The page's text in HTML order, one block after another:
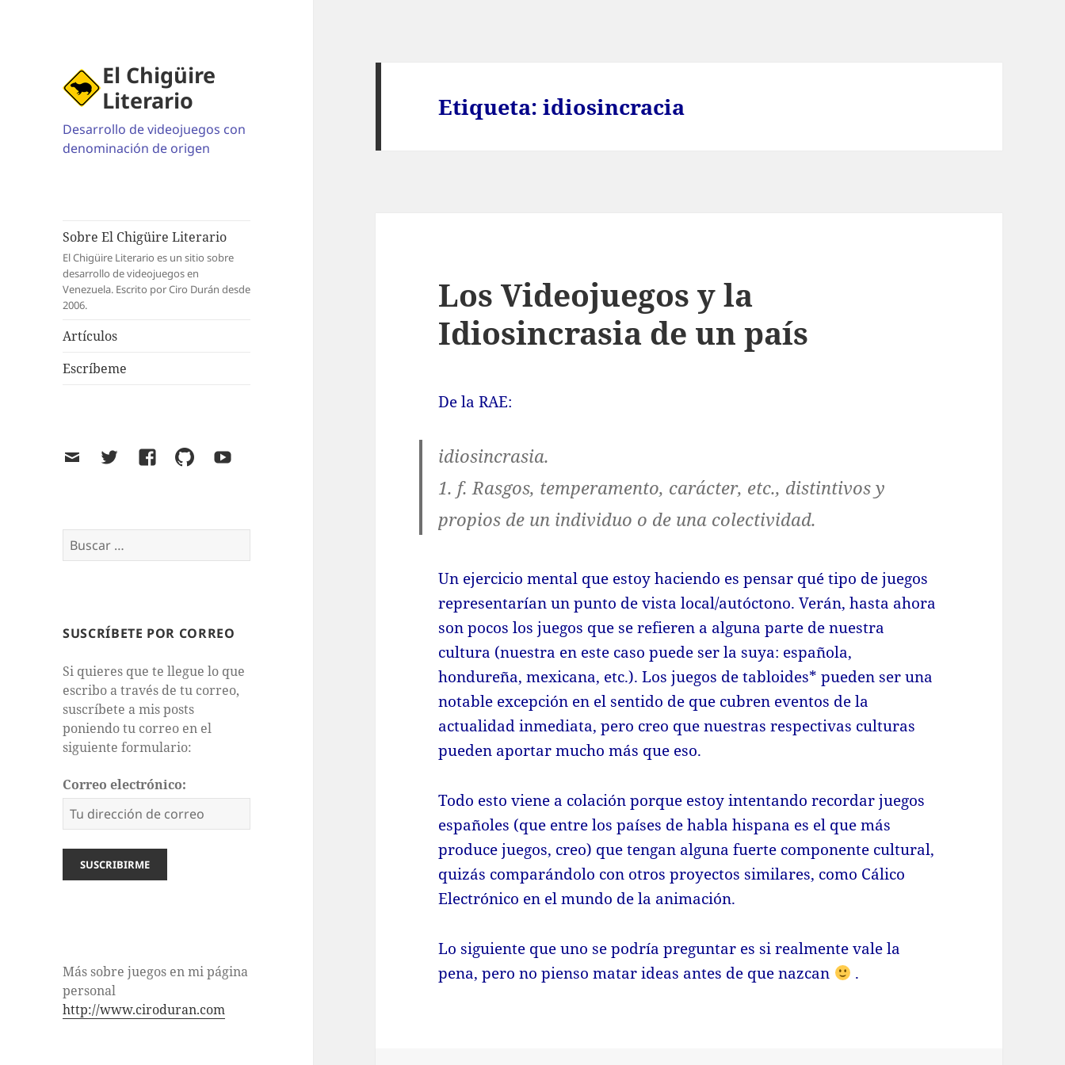
El Chigüire
Literario
Desarrollo de videojuegos con
denominación de origen
Sobre El Chigüire Literario
El Chigüire Literario es un sitio sobre
desarrollo de videojuegos en
Venezuela. Escrito por Ciro Durán desde
2006.
Artículos
Escríbeme
EmailTwitterFacebookGitHubYoutube
Buscar:
SUSCRÍBETE POR CORREO
Si quieres que te llegue lo que
escribo a través de tu correo,
suscríbete a mis posts
poniendo tu correo en el
siguiente formulario:
Correo electrónico:
Más sobre juegos en mi página
personal
http://www.ciroduran.com
Etiqueta:idiosincracia
Los Videojuegos y la
Idiosincrasia de un país
De la RAE:
idiosincrasia.
1. f. Rasgos, temperamento, carácter, etc., distintivos y
propios de un individuo o de una colectividad.
Un ejercicio mental que estoy haciendo es pensar qué tipo de juegos
representarían un punto de vista local/autóctono. Verán, hasta ahora
son pocos los juegos que se refieren a alguna parte de nuestra
cultura (nuestra en este caso puede ser la suya: española,
hondureña, mexicana, etc.). Los juegos de tabloides* pueden ser una
notable excepción en el sentido de que cubren eventos de la
actualidad inmediata, pero creo que nuestras respectivas culturas
pueden aportar mucho más que eso.
Todo esto viene a colación porque estoy intentando recordar juegos
españoles (que entre los países de habla hispana es el que más
produce juegos, creo) que tengan alguna fuerte componente cultural,
quizás comparándolo con otros proyectos similares, como Cálico
Electrónico en el mundo de la animación.
Lo siguiente que uno se podría preguntar es si realmente vale la
pena, pero no pienso matar ideas antes de que nazcan
.